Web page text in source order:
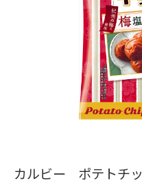
カルビー ポテトチ